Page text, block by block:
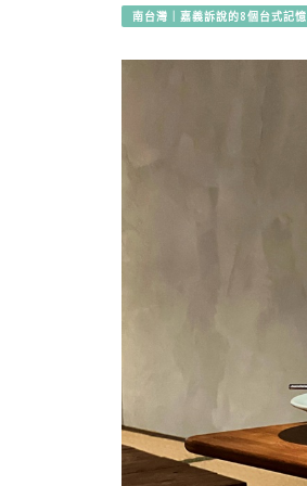
南台灣｜嘉義訴說的8個台式記憶